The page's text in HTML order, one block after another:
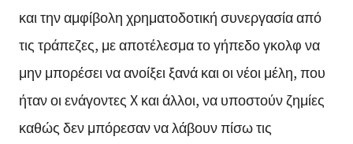
και την αμφίβολη χρηματοδοτική συνεργασία από
τις τράπεζες, με αποτέλεσμα το γήπεδο γκολφ να
μην μπορέσει να ανοίξει ξανά και οι νέοι μέλη, που
ήταν οι ενάγοντες X και άλλοι, να υποστούν ζημίες
καθώς δεν μπόρεσαν να λάβουν πίσω τις